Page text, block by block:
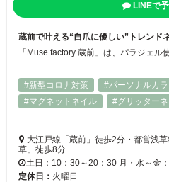
LINEで
蔵前で叶える“自爪に優しい”トレンド
#新型コロナ対策
#パーソナルカ
#マグネットネイル
#グリッター
大江戸線「蔵前」徒歩2分・都営浅
草」徒歩8分
土日：10：30～20：30 月・水～金
定休日： 火曜日